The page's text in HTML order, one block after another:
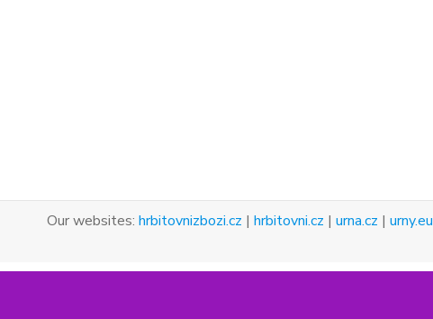
Our websites: hrbitovnizbozi.cz | hrbitovni.cz | urna.cz | urny.eu